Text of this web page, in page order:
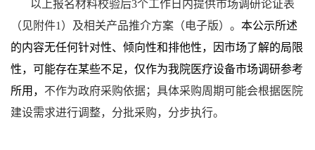
以上报名材料校验后3个工作日内提供市场调研论证表
（见附件1 ）及相关产品推介方案（电子版）。 本公示所述
的内容无任何针对性、倾向性和排他性，因市场了解的局限
性，可能存在某些不足，仅作为我院医疗设备市场调研参考
所用， 不作为政府采购依据；具体采购周期可能会根据医院
建设需求进行调整，分批采购，分步执行。